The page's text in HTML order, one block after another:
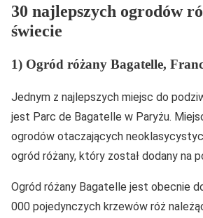
30 najlepszych ogrodów
świecie
1) Ogród różany Bagatelle,
Jednym z najlepszych miejsc do
jest Parc de Bagatelle w Paryżu.
ogrodów otaczających
ogród różany, który został dodany na
Ogród różany Bagatelle jest obecnie
000 pojedynczych krzewów róż